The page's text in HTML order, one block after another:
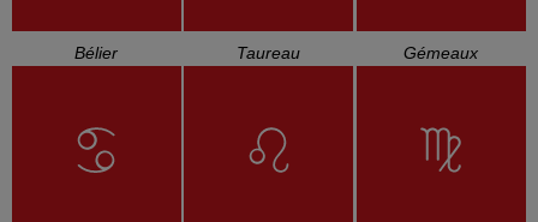
Bélier Taureau Gémeaux